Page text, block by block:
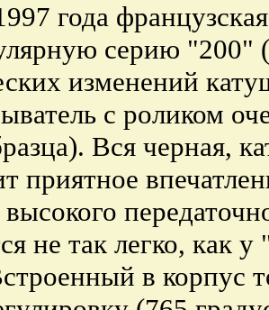
года
серию "200"
изменений
с роликом
Вся черная,
приятное
не так легко,
в корпус